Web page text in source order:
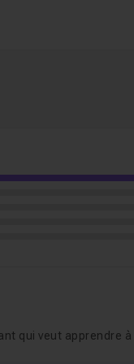
permettra de
de dessin
les
qui veut apprendre